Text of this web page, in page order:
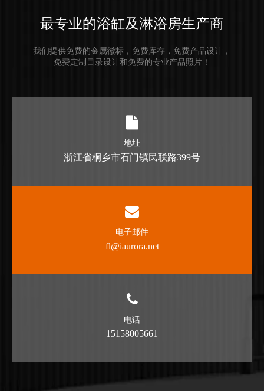
最专业的浴缸及淋浴房生产商
我们提供免费的金属徽标，免费库存，免费产品设计，
免费定制目录设计和免费的专业产品照片！
地址
浙江省桐乡市石门镇民联路399号
电子邮件
fl@iaurora.net
电话
15158005661